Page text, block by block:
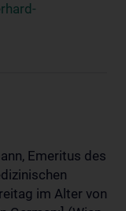
Emeritus des
im Alter von